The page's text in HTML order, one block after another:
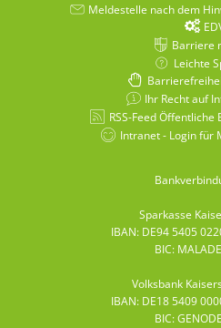
Meldestelle nach dem
Barriere
Leichte
Ihr Recht auf
RSS-Feed
Intranet - Login
Sparkasse
IBAN: DE94 5405
BIC:
Volksbank
IBAN: DE18 5409
BIC: